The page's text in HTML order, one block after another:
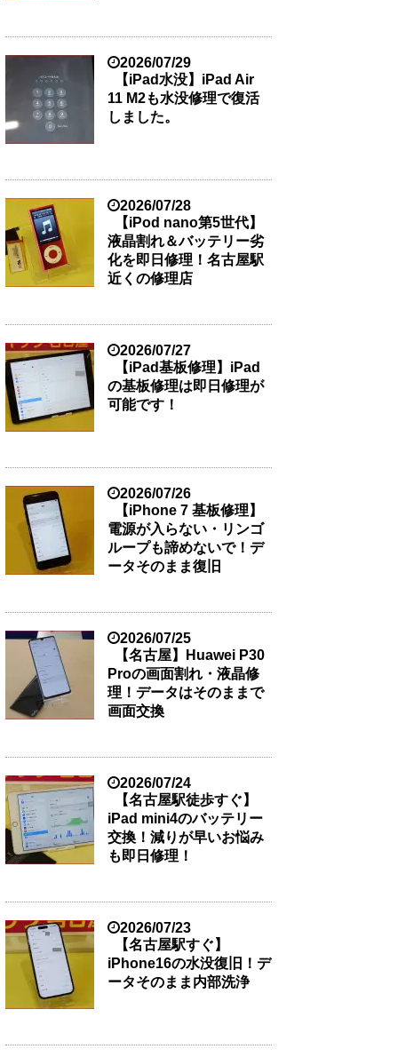
2026/07/29
【iPad水没】iPad Air
11 M2も水没修理で復活
しました。
2026/07/28
【iPod nano第5世代】
液晶割れ＆バッテリー劣
化を即日修理！名古屋駅
近くの修理店
2026/07/27
【iPad基板修理】iPad
の基板修理は即日修理が
可能です！
2026/07/26
【iPhone 7 基板修理】
電源が入らない・リンゴ
ループも諦めないで！デ
ータそのまま復旧
2026/07/25
【名古屋】Huawei P30
Proの画面割れ・液晶修
理！データはそのままで
画面交換
2026/07/24
【名古屋駅徒歩すぐ】
iPad mini4のバッテリー
交換！減りが早いお悩み
も即日修理！
2026/07/23
【名古屋駅すぐ】
iPhone16の水没復旧！デ
ータそのまま内部洗浄